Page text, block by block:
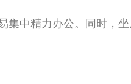
集中精力办公。同时，